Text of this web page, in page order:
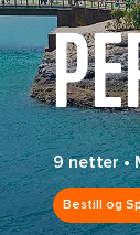
9 netter•
Bestill og